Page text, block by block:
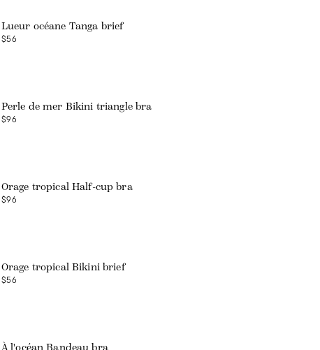
Lueur océane Tanga brief
$56
Perle de mer Bikini triangle bra
$96
Orage tropical Half-cup bra
$96
Orage tropical Bikini brief
$56
À l'océan Bandeau bra